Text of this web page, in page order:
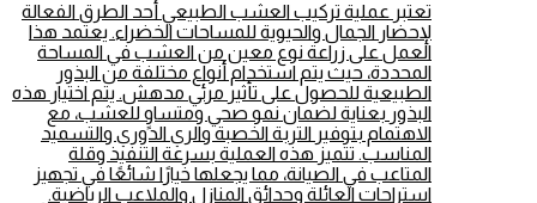
تعتبر عملية تركيب العشب الطبيعي أحد الطرق الفعالة
لإحضار الجمال والحيوية للمساحات الخضراء. يعتمد هذا
العمل على زراعة نوع معين من العشب في المساحة
المحددة، حيث يتم استخدام أنواع مختلفة من البذور
الطبيعية للحصول على تأثير مرئي مدهش. يتم اختيار هذه
البذور بعناية لضمان نمو صحي ومتساوٍ للعشب، مع
الاهتمام بتوفير التربة الخصبة والري الدوري والتسميد
المناسب. تتميز هذه العملية بسرعة التنفيذ وقلة
المتاعب في الصيانة، مما يجعلها خيارًا شائعًا في تجهيز
استراحات العائلة وحدائق المنازل والملاعب الرياضية.